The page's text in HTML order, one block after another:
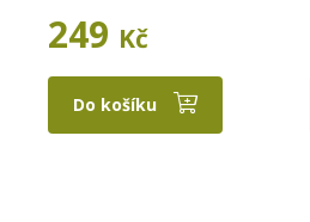
249 Kč
Do košíku